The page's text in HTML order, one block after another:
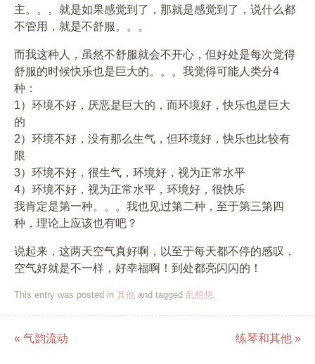
主。。。就是如果感觉到了，那就是感觉到了，说什么都
不管用，就是不舒服。。。
而我这种人，虽然不舒服就会不开心，但好处是每次觉得
舒服的时候快乐也是巨大的。。。我觉得可能人类分4
种：
1）环境不好，厌恶是巨大的，而环境好，快乐也是巨大
的
2）环境不好，没有那么生气，但环境好，快乐也比较有
限
3）环境不好，很生气，环境好，视为正常水平
4）环境不好，视为正常水平，环境好，很快乐
我肯定是第一种。。。我也见过第二种，至于第三第四
种，理论上应该也有吧？
说起来，这两天空气真好啊，以至于每天都不停的感叹，
空气好就是不一样，好幸福啊！到处都亮闪闪的！
This entry was posted in 其他 and tagged 乱想想.
Post navigation
« 气韵流动 练琴和其他 »